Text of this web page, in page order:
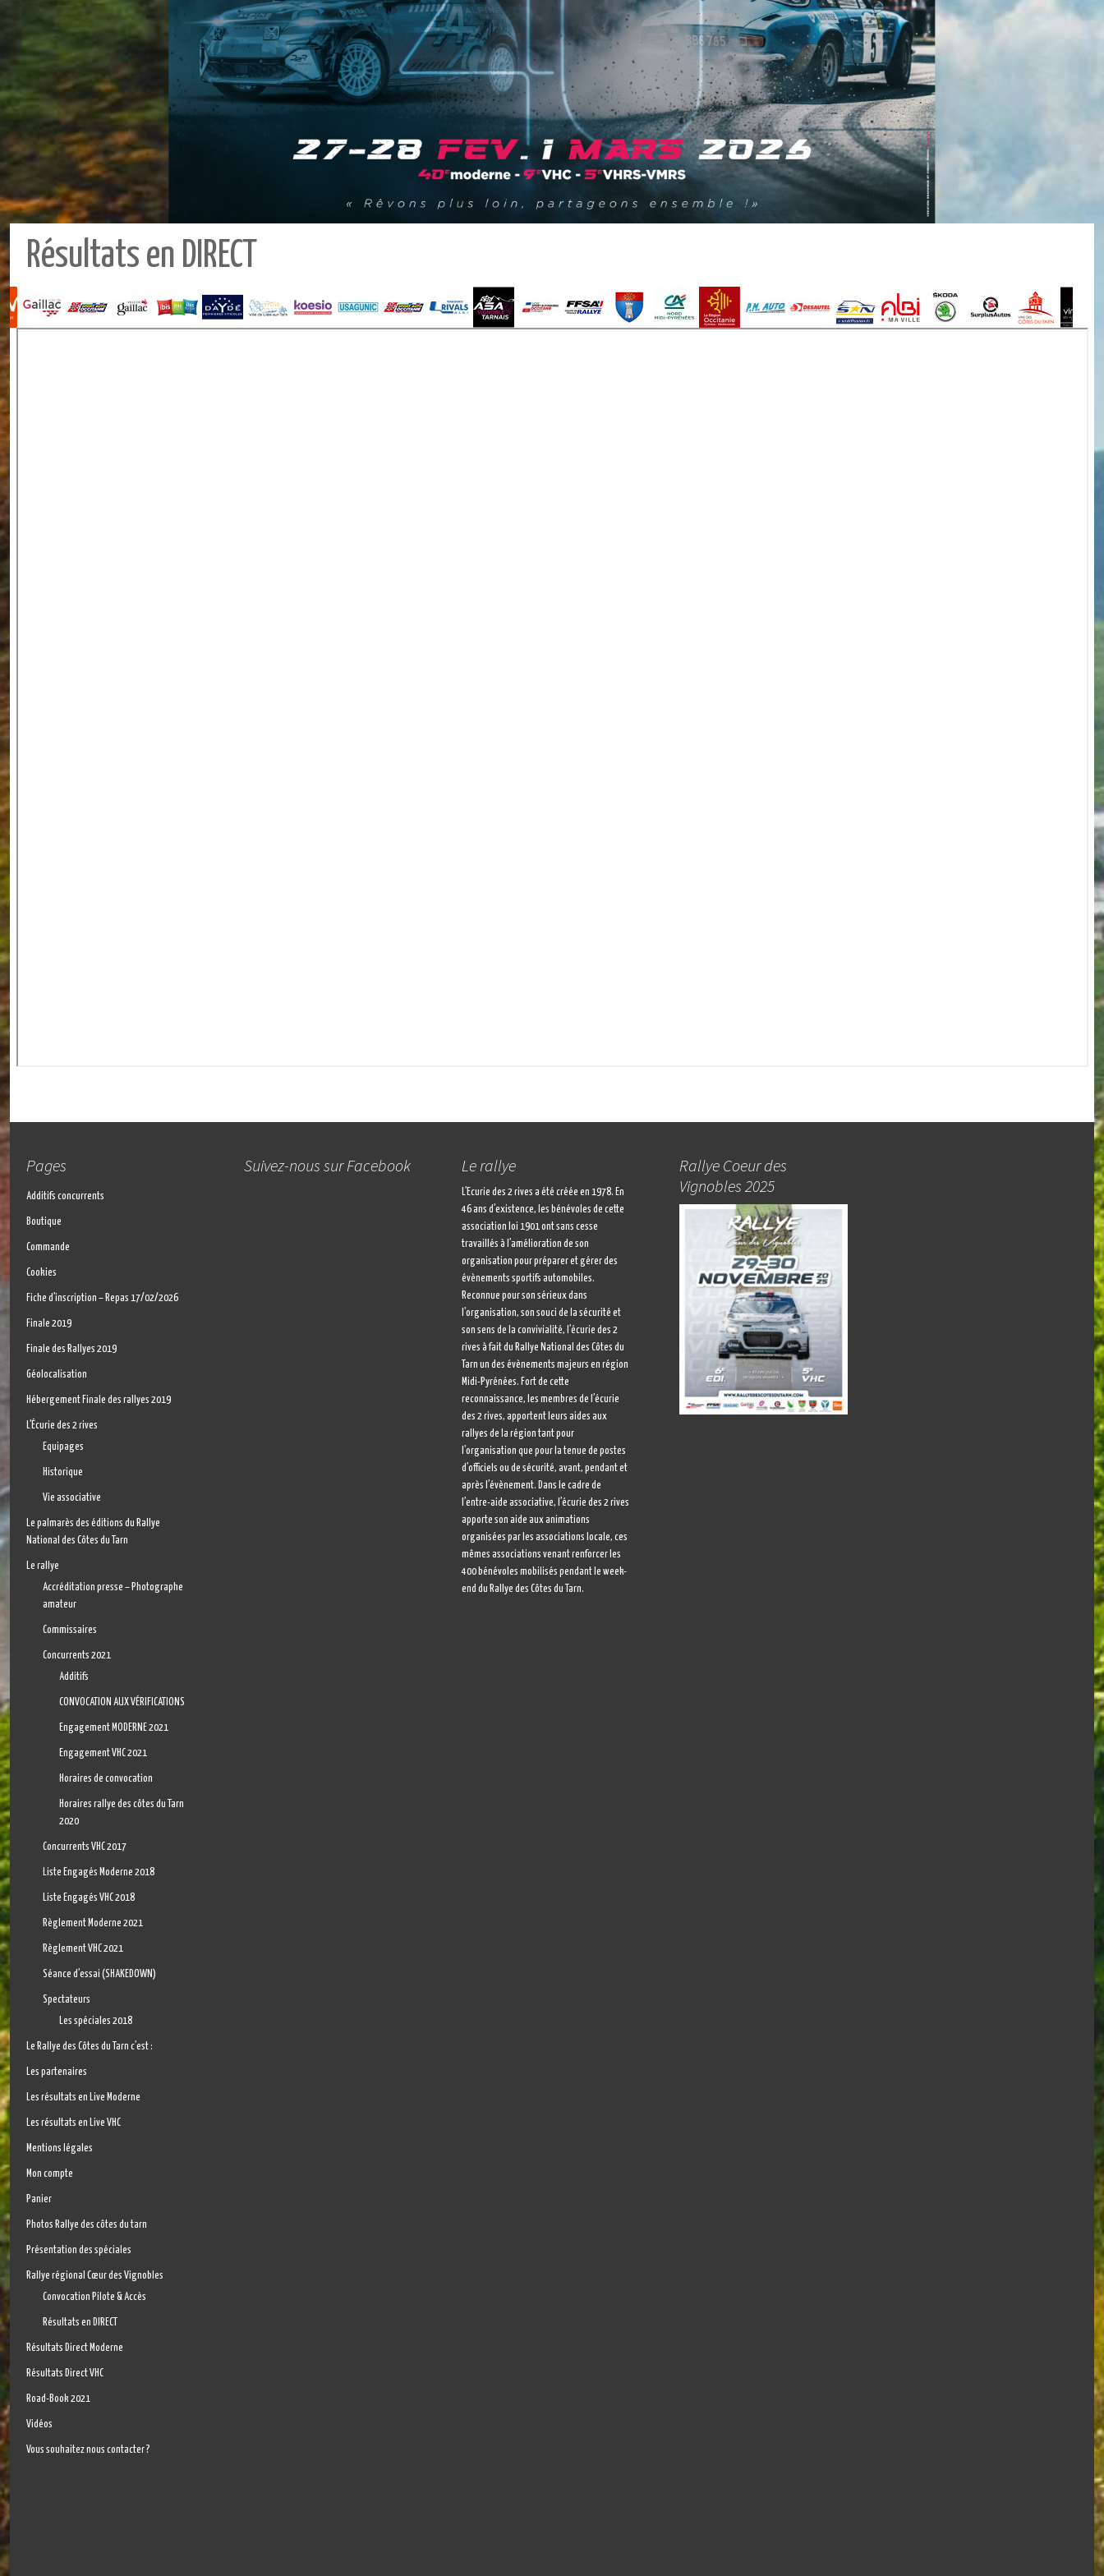
Résultats en DIRECT
Pages
Additifs concurrents
Boutique
Commande
Cookies
Fiche d’inscription – Repas 17/02/2026
Finale 2019
Finale des Rallyes 2019
Géolocalisation
Hébergement Finale des rallyes 2019
L’Écurie des 2 rives
Equipages
Historique
Vie associative
Le palmarès des éditions du Rallye
National des Côtes du Tarn
Le rallye
Accréditation presse – Photographe
amateur
Commissaires
Concurrents 2021
Additifs
CONVOCATION AUX VÉRIFICATIONS
Engagement MODERNE 2021
Engagement VHC 2021
Horaires de convocation
Horaires rallye des côtes du Tarn
2020
Concurrents VHC 2017
Liste Engagés Moderne 2018
Liste Engagés VHC 2018
Règlement Moderne 2021
Règlement VHC 2021
Séance d’essai (SHAKEDOWN)
Spectateurs
Les spéciales 2018
Le Rallye des Côtes du Tarn c’est :
Les partenaires
Les résultats en Live Moderne
Les résultats en Live VHC
Mentions légales
Mon compte
Panier
Photos Rallye des côtes du tarn
Présentation des spéciales
Rallye régional Cœur des Vignobles
Convocation Pilote & Accès
Résultats en DIRECT
Résultats Direct Moderne
Résultats Direct VHC
Road-Book 2021
Vidéos
Vous souhaitez nous contacter ?
Suivez-nous sur Facebook Le rallye
L’Ecurie des 2 rives a été créée en 1978. En
46 ans d’existence, les bénévoles de cette
association loi 1901 ont sans cesse
travaillés à l’amélioration de son
organisation pour préparer et gérer des
évènements sportifs automobiles.
Reconnue pour son sérieux dans
l’organisation, son souci de la sécurité et
son sens de la convivialité, l’écurie des 2
rives à fait du Rallye National des Côtes du
Tarn un des évènements majeurs en région
Midi-Pyrénées. Fort de cette
reconnaissance, les membres de l’écurie
des 2 rives, apportent leurs aides aux
rallyes de la région tant pour
l’organisation que pour la tenue de postes
d’officiels ou de sécurité, avant, pendant et
après l’évènement. Dans le cadre de
l’entre-aide associative, l’écurie des 2 rives
apporte son aide aux animations
organisées par les associations locale, ces
mêmes associations venant renforcer les
400 bénévoles mobilisés pendant le week-
end du Rallye des Côtes du Tarn.
Rallye Coeur des
Vignobles 2025